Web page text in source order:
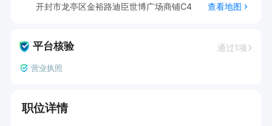
开封市龙亭区金裕路迪臣世博广场商铺C4
查看地图
平台核验 通过1项
营业执照
职位详情